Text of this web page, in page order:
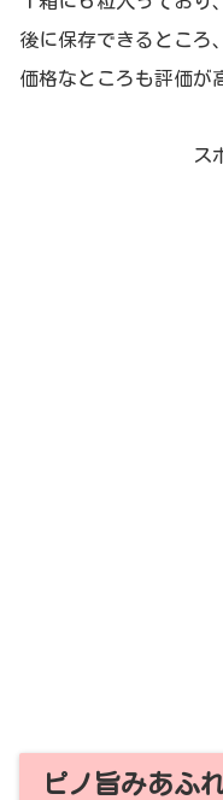
後に保存できるところ
価格なところも評価が
ス
ピノ旨みあふ